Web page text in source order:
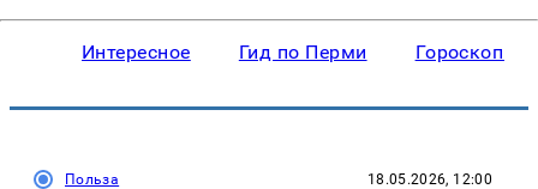
Интересное Гид по Перми Гороскопы
Польза 18.05.2026, 12:00